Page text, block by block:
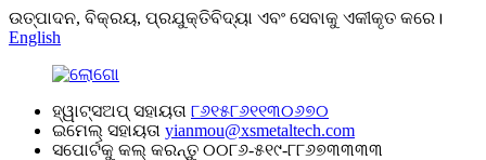
ଉତ୍ପାଦନ, ବିକ୍ରୟ, ପ୍ରଯୁକ୍ତିବିଦ୍ୟା ଏବଂ ସେବାକୁ ଏକୀକୃତ କରେ।
English
ହ୍ୱାଟ୍ସଅପ୍ ସହାୟତା ୮୬୧୫୮୬୧୧୩୦୬୭୦
ଇମେଲ୍ ସହାୟତା yianmou@xsmetaltech.com
ସପୋର୍ଟକୁ କଲ୍ କରନ୍ତୁ ୦୦୮୬-୫୧୯-୮୮୬୭୩୩୩୩